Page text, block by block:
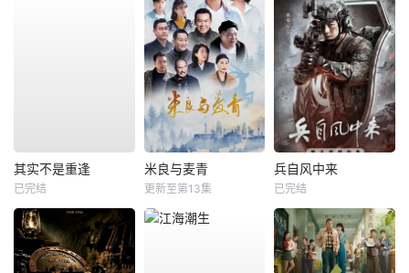
其实不是重逢
已完结
米良与麦青
更新至第13集
兵自风中来
已完结